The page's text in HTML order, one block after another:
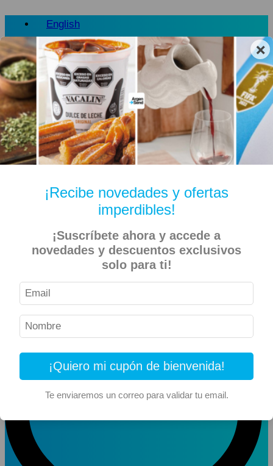
×
¡Recibe novedades y ofertas
imperdibles!
¡Suscríbete ahora y accede a
novedades y descuentos exclusivos
solo para ti!
¡Quiero mi cupón de bienvenida!
Te enviaremos un correo para validar tu email.
English
Envíos sin cargo desde u$d 60.-
Reseñas y Opiniones